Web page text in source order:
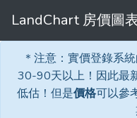
LandChart 房價圖
＊注意：實價登錄系
30-90天以上！因此最
低估！但是價格可以參